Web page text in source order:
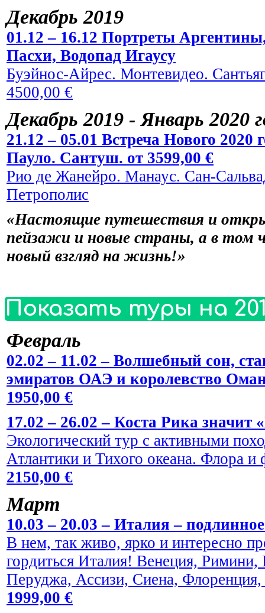
Декабрь 2019
01.12 – 16.12 Портреты
Пасхи, Водопад Игаусу
Буэйнос-Айрес. Монтевидео.
4500,00 €
Декабрь 2019 - Январь 2020
21.12 – 05.01 Встреча Нового
Пауло. Сантуш. от 3599,00 €
Рио де Жанейро. Манаус. Сан-
Петрополис
«Настоящие путешествия и
пейзажи и новые страны, а в том
новый взгляд на жизнь!»
Показать туры на
Февраль
02.02 – 11.02 – Волшебный сон,
эмиратов ОАЭ и королевство
1950,00 €
17.02 – 26.02 – Коста Рика значит
Экологический тур с активными
Атлантики и Тихого океана. Флора
2150,00 €
Maрт
10.03 – 20.03 – Италия –
В нем, так живо, ярко и интересно
гордиться Италия! Венеция,
Перуджа, Ассизи, Сиена,
1999,00 €